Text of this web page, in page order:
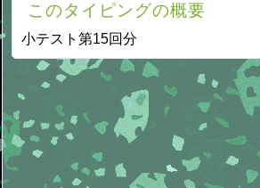
このタイピングの概要
小テスト第15回分